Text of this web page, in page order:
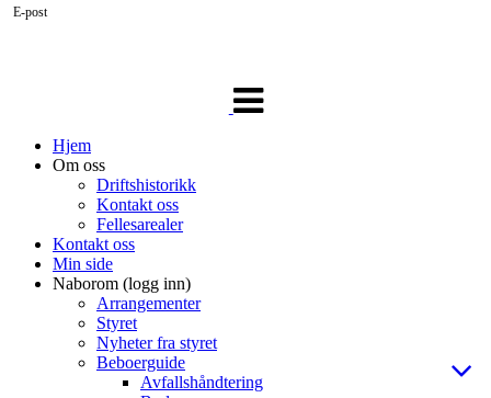
navigasjon
Hjem
Om oss
Driftshistorikk
Kontakt oss
Fellesarealer
Kontakt oss
Min side
Naborom (logg inn)
Arrangementer
Styret
Nyheter fra styret
Beboerguide
Avfallshåndtering
E-post